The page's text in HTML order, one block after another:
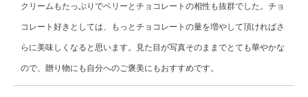
クリームもたっぷりでベリーとチョコレートの相性も抜群でした。チョ
コレート好きとしては、もっとチョコレートの量を増やして頂ければさ
らに美味しくなると思います。見た目が写真そのままでとても華やかな
ので、贈り物にも自分へのご褒美にもおすすめです。